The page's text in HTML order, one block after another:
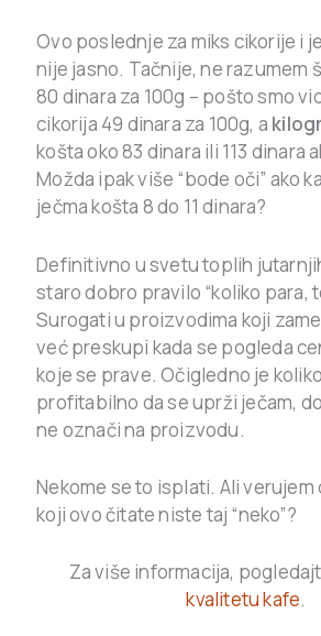
Ovo poslednje za miks cikorije i
nije jasno. Tačnije, ne razumem
80 dinara za 100g – pošto smo
cikorija 49 dinara za 100g, a
košta oko 83 dinara ili 113 dinara
Možda ipak više “bode oči” ako
ječma košta 8 do 11 dinara?
Definitivno u svetu toplih
staro dobro pravilo “koliko para,
Surogati u proizvodima koji
već preskupi kada se pogleda
koje se prave. Očigledno je
profitabilno da se uprži ječam,
ne označi na proizvodu.
Nekome se to isplati. Ali verujem
koji ovo čitate niste taj “neko”?
Za više informacija,
kvalitetu kafe.